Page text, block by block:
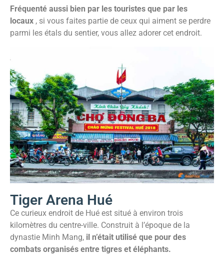
Fréquenté aussi bien par les touristes que par les
locaux , si vous faites partie de ceux qui aiment se perdre
parmi les étals du sentier, vous allez adorer cet endroit.
Tiger Arena Hué
Ce curieux endroit de Hué est situé à environ trois
kilomètres du centre-ville. Construit à l’époque de la
dynastie Minh Mang, il n’était utilisé que pour des
combats organisés entre tigres et éléphants.